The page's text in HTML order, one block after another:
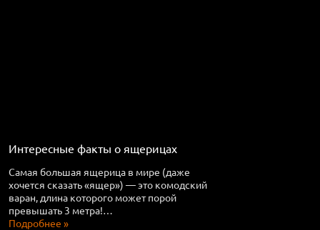
Интересные факты о ящерицах
Самая большая ящерица в мире (даже
хочется сказать «ящер») — это комодский
варан, длина которого может порой
превышать 3 метра!…
Подробнее »